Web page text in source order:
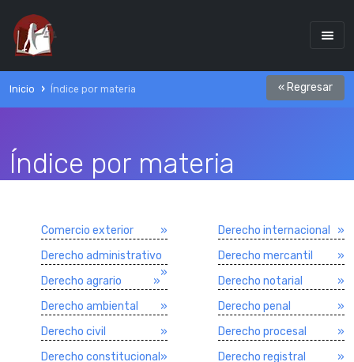
Inicio Índice por materia « Regresar
Índice por materia
Comercio exterior
»
Derecho administrativo
»
Derecho agrario
»
Derecho ambiental
»
Derecho civil
»
Derecho constitucional »
Derecho internacional
»
Derecho mercantil
»
Derecho notarial
»
Derecho penal
»
Derecho procesal
»
Derecho registral
»